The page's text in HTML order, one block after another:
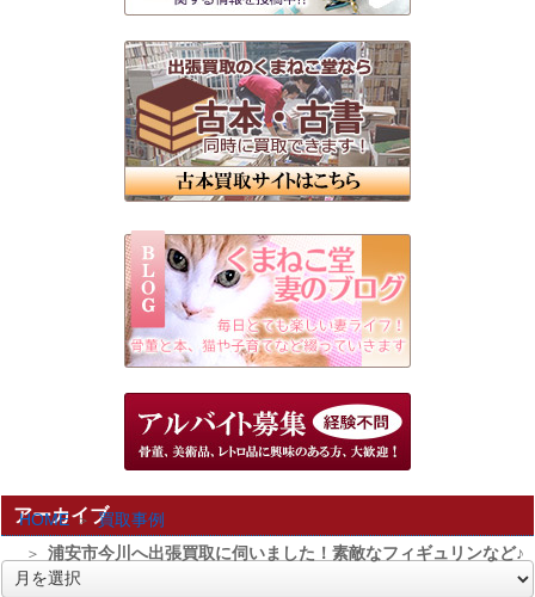
HOME
買取事例
浦安市今川へ出張買取に伺いました！素敵なフィギュリンなど♪
アーカイブ